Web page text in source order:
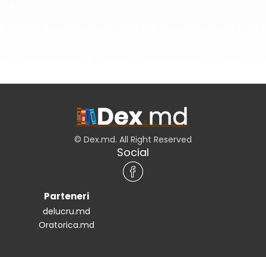
© Dex.md. All Right Reserved
Social
Parteneri
delucru.md
Oratorica.md